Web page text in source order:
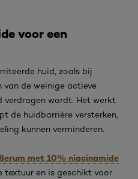
voor een
huid, zoals bij
van de weinige actieve
wordt. Het werkt
de huidbarrière versterken,
kunnen verminderen.
met 10% niacinamide
en is geschikt voor